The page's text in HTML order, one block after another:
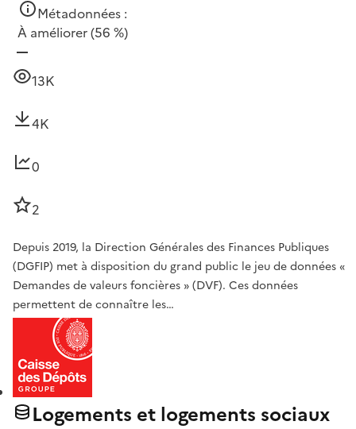
Métadonnées :
À améliorer(56 %)
13K
4K
0
2
Depuis 2019, la Direction Générales des Finances Publiques
(DGFIP) met à disposition du grand public le jeu de données «
Demandes de valeurs foncières » (DVF). Ces données
permettent de connaître les…
Logements et logements sociaux